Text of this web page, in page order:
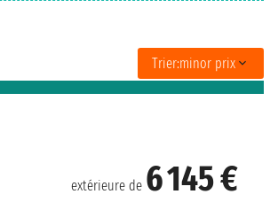
Trier:minor prix
extérieure de 6 145 €